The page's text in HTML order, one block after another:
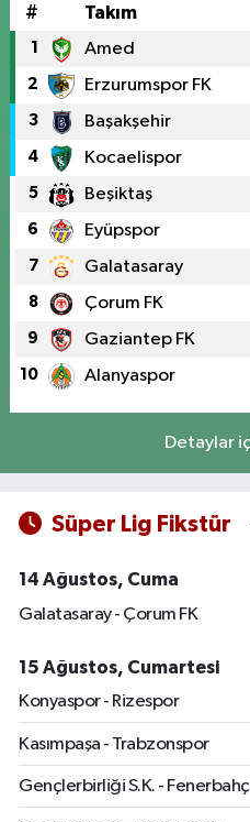
# Takım
1 Amed
2 Erzurumspor FK
3 Başakşehir
4 Kocaelispor
5 Beşiktaş
6 Eyüpspor
7 Galatasaray
8 Çorum FK
9 Gaziantep FK
10 Alanyaspor
Detaylar
Süper Lig Fikstür
14 Ağustos, Cuma
Galatasaray - Çorum FK
15 Ağustos, Cumartesi
Konyaspor - Rizespor
Kasımpaşa - Trabzonspor
Gençlerbirliği S.K. -